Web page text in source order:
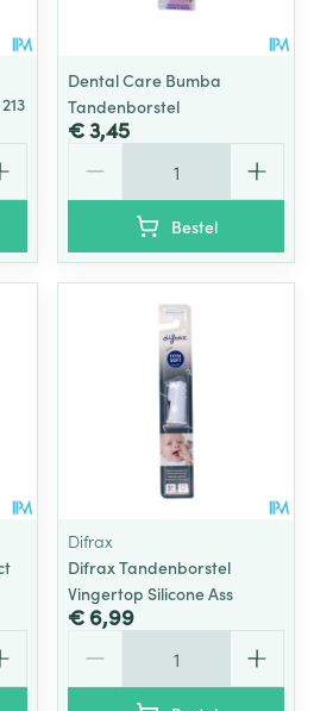
Dental Care Bumba
Tandenborstel
€ 3,45
Bestel
Difrax
Difrax Tandenborstel
Vingertop Silicone Ass
€ 6,99